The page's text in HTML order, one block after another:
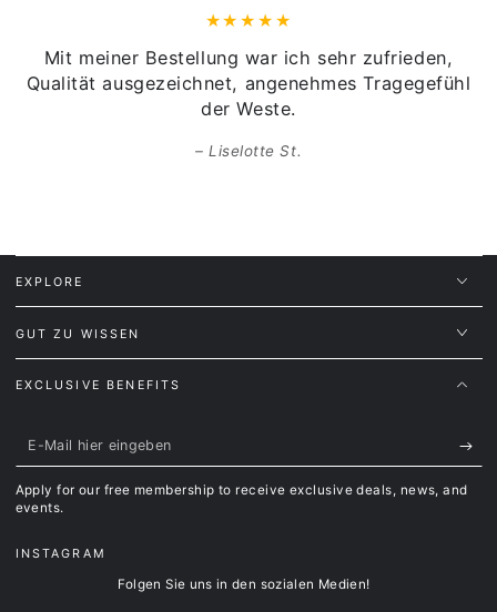
Mit meiner Bestellung war ich sehr zufrieden,
Qualität ausgezeichnet, angenehmes Tragegefühl
der Weste.
Liselotte St.
EXPLORE
GUT ZU WISSEN
EXCLUSIVE BENEFITS
E-
Mail
hier
Apply for our free membership to receive exclusive deals, news, and
events.
INSTAGRAM
Folgen Sie uns in den sozialen Medien!